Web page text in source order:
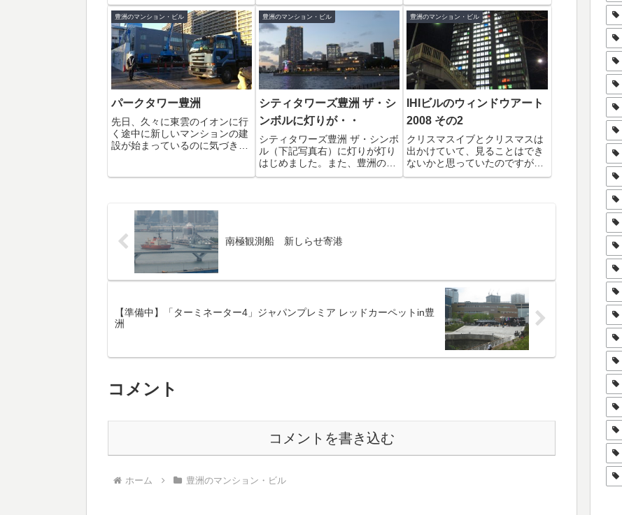
イサイドクロス」の工事状況を
確認してきました。そうそう、
「豊洲ベイサイドクロス」の工
事壁側に設置されていた江東区
臨海部コミュニティサイクル
「豊洲シビックセン...
うになってきました。上の写真
は、Happy（花屋）側の出入
口。こちらは、TeTeS(テテス)
側の出入口です。この通路は、
あいプラザに繋がる「1a、1b」
に...
です。奥の３－3街区の工事も
始まっていますね。港湾労働者
豊洲宿泊所は完全に跡形もなく
なってしまいました。豊洲の町
は刻々と姿を変えておもしろい
です。
豊洲のマンション・ビル
パークタワー豊洲
先日、久々に東雲のイオンに行
く途中に新しいマンションの建
設が始まっているのに気づきま
洲六丁目以外にもうマンション
で超高層マンシ...
豊洲のマンション・ビル
シティタワーズ豊洲 ザ・シ
ンボルに灯りが・・
シティタワーズ豊洲 ザ・シンボ
ル（下記写真右）に灯りが灯り
はじめました。また、豊洲の夜
景が鮮やかになりそうです。10
豊洲のマンション・ビル
IHIビルのウィンドウアート
2008 その2
クリスマスイブとクリスマスは
出かけていて、見ることはでき
ないかと思っていたのですが思
ったより早く帰ることが出来た
南極観測船 新しらせ寄港
【準備中】「ターミネーター4」ジャパンプレミア レッドカーペットin豊
洲
コメント
コメントを書き込む
ホーム 豊洲のマンション・ビル